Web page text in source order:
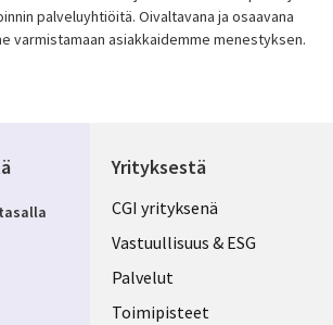
palveluyhtiöitä. Oivaltavana ja osaavana
varmistamaan asiakkaidemme menestyksen.
Yrityksestä
Useful
links
FINLAND
CGI yrityksenä
Vastuullisuus & ESG
Palvelut
Toimipisteet